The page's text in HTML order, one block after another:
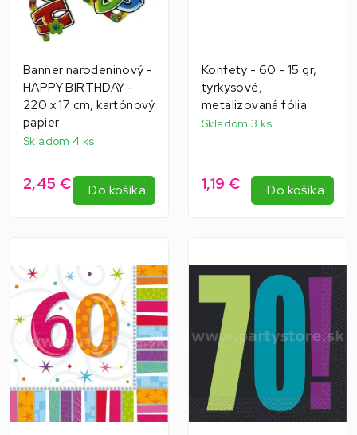
Banner narodeninový -
HAPPY BIRTHDAY -
220 x 17 cm, kartónový
papier
Skladom 4 ks
2,45 € Do košíka
Konfety - 60 - 15 gr,
tyrkysové,
metalizovaná fólia
Skladom 3 ks
1,19 € Do košíka